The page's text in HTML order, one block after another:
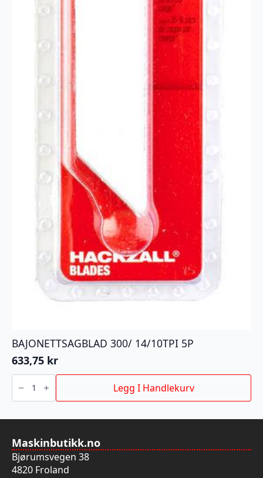
BAJONETTSAGBLAD 300/ 14/10TPI 5P
633,75 kr
BAJONETTSAGBLAD
300/
14/10TPI
5P
Legg I Handlekurv
Maskinbutikk.no
Bjørumsvegen 38
4820 Froland